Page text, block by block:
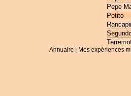
Pepe
Potito
Annuaire | Mes expériences